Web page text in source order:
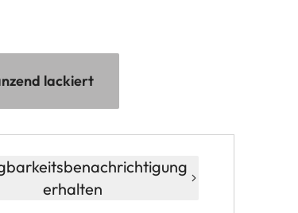
lackiert
erhalten